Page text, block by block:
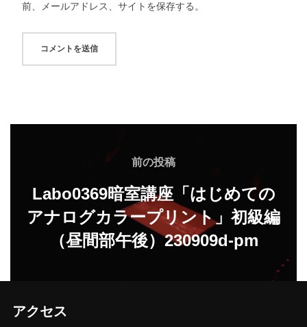
前、メールアドレス、サイトを保存する。
ビ
ー
シ
前
投
稿
前の投稿
Labo0369暗室講座「はじめての
アナログカラープリント」初級編
（昼間部午後）230909d-pm
アクセス